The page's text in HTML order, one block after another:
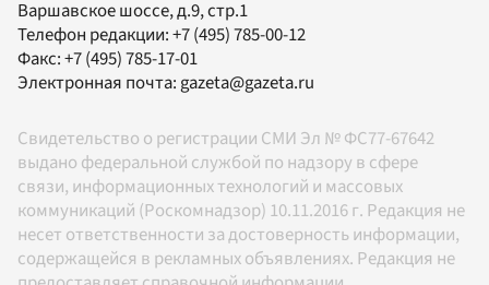
Варшавское шоссе, д.9, стр.1
Телефон редакции:+7 (495) 785-00-12
Факс:+7 (495) 785-17-01
Электронная почта: gazeta@gazeta.ru
Свидетельство о регистрации СМИ Эл № ФС77-67642
выдано федеральной службой по надзору в сфере
связи, информационных технологий и массовых
коммуникаций (Роскомнадзор) 10.11.2016 г. Редакция не
несет ответственности за достоверность информации,
содержащейся в рекламных объявлениях. Редакция не